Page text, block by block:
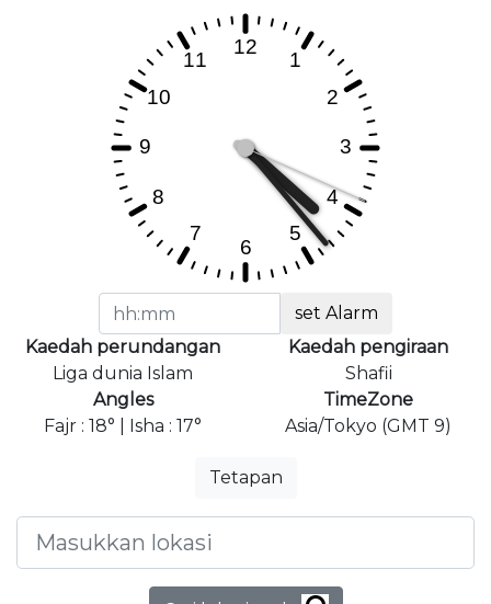
set Alarm
Kaedah perundangan
Liga dunia Islam
Kaedah pengiraan
Shafii
Angles
Fajr : 18° | Isha : 17°
TimeZone
Asia/Tokyo (GMT 9)
Tetapan